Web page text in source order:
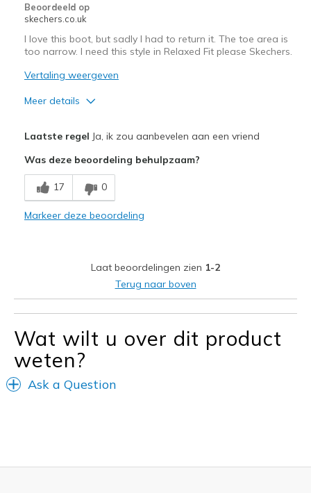
View On Shoes
Beoordeeld op
skechers.co.uk
I love this boot, but sadly I had to return it. The toe area is
too narrow. I need this style in Relaxed Fit please Skechers.
Vertaling weergeven
Meer details
Comfortable
Faux fur lining & collar for Warmth. Thick sole.
Please make relaxed fit in this style
Beste toepassingen
Casual Wear
Winter boots
Laatste regel Ja, ik zou aanbevelen aan een vriend
Was deze beoordeling behulpzaam?
17 0
Markeer deze beoordeling
Laat beoordelingen zien 1-2
Terug naar boven
Wat wilt u over dit product
weten?
Ask a Question